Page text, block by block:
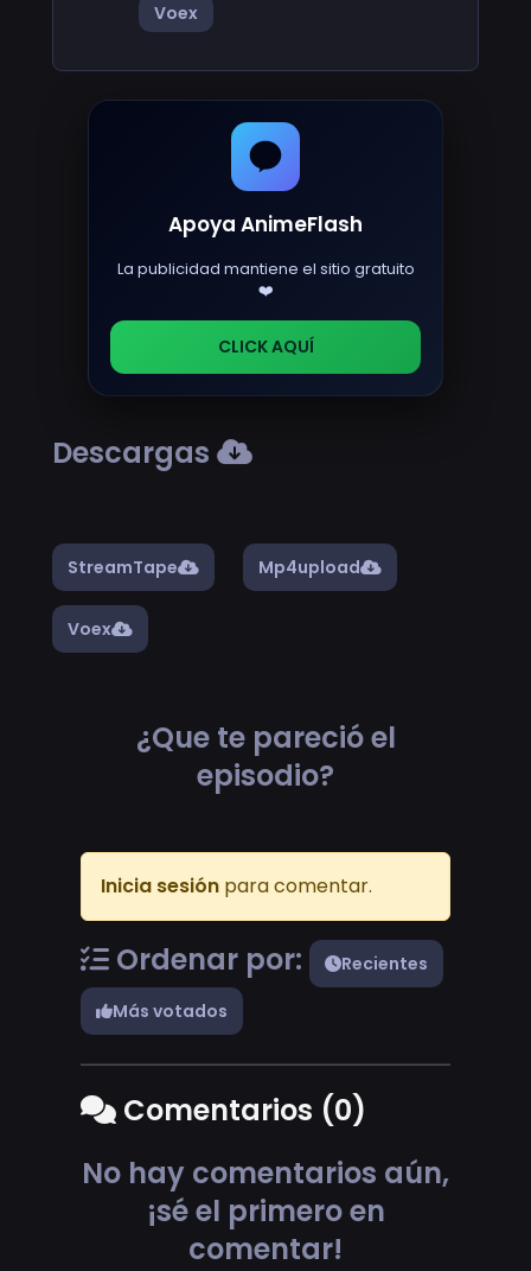
Voex
Apoya AnimeFlash
La publicidad mantiene el sitio gratuito
❤️
CLICK AQUÍ
Descargas
StreamTape Mp4upload
Voex
¿Que te pareció el
episodio?
Inicia sesión para comentar.
Ordenar por:
Recientes
Más votados
Comentarios (0)
No hay comentarios aún,
¡sé el primero en
comentar!